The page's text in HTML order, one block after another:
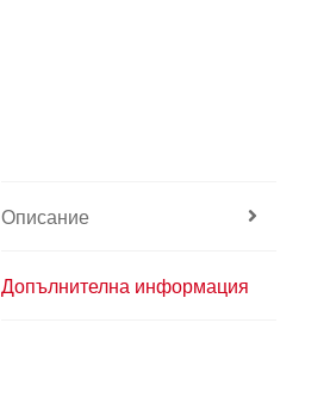
Описание
Допълнителна информация